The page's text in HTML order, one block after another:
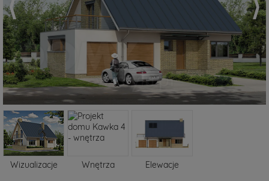
Wizualizacje Wnętrza Elewacje